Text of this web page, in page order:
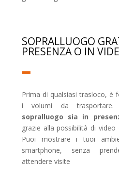
SOPRALLUOGO
PRESENZA O IN
Prima di qualsiasi trasloco, è
i volumi da trasportare.
sopralluogo sia in
grazie alla possibilità di video
Puoi mostrare i tuoi
smartphone, senza
attendere visite